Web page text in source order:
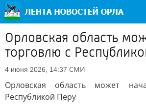
Орловская область
торговлю с
4 июня 2026, 14:37 СМИ
Орловская область может
Республикой Перу